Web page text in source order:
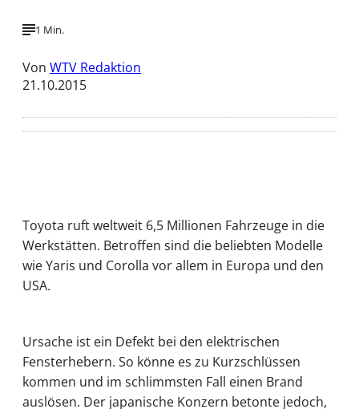
1 Min.
Von WTV Redaktion
21.10.2015
Toyota ruft weltweit 6,5 Millionen Fahrzeuge in die
Werkstätten. Betroffen sind die beliebten Modelle
wie Yaris und Corolla vor allem in Europa und den
USA.
Ursache ist ein Defekt bei den elektrischen
Fensterhebern. So könne es zu Kurzschlüssen
kommen und im schlimmsten Fall einen Brand
auslösen. Der japanische Konzern betonte jedoch,